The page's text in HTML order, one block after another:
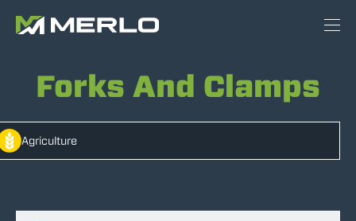
Forks And Clamps
Agriculture